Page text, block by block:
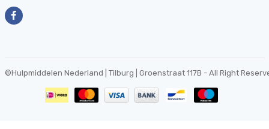
©Hulpmiddelen Nederland | Tilburg | Groenstraat 117B - All Right